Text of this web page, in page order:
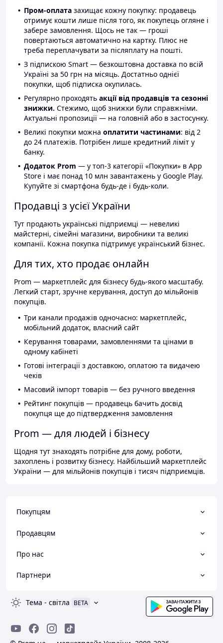
Пром-оплата захищає кожну покупку: продавець
отримує кошти лише після того, як покупець огляне і
забере замовлення. Щось не так — гроші
повертаються автоматично на картку. Плюс не
треба переплачувати за післяплату на пошті.
З підпискою Smart — безкоштовна доставка по всій
Україні за 50 грн на місяць. Достатньо однієї
покупки, щоб підписка окупилась.
Регулярно проходять акції від продавців та сезонні
знижки. Стежимо, щоб знижки були справжніми.
Актуальні пропозиції — на головній або в застосунку.
Великі покупки можна оплатити частинами: від 2
до 24 платежів. Потрібен лише кредитний ліміт у
банку.
Додаток Prom — у топ-3 категорії «Покупки» в App
Store і має понад 10 млн завантажень у Google Play.
Купуйте зі смартфона будь-де і будь-коли.
Продавці з усієї України
Тут продають українські підприємці — невеликі
майстерні, сімейні магазини, виробники та великі
компанії. Кожна покупка підтримує український бізнес.
Для тих, хто продає онлайн
Prom — маркетплейс для бізнесу будь-якого масштабу.
Легкий старт, зручне керування, доступ до мільйонів
покупців.
Три канали продажів одночасно: маркетплейс,
мобільний додаток, власний сайт
Керування товарами, замовленнями та цінами в
одному кабінеті
Готові інтеграції з доставкою, оплатою та видачею
чеків
Масовий імпорт товарів — без ручного введення
Рейтинг покупців — продавець бачить досвід
покупця ще до підтвердження замовлення
Prom — для людей і бізнесу
Щодня тут знаходять потрібне для дому, роботи,
захоплень і розвитку бізнесу. Найбільший маркетплейс
України — для мільйонів покупців і тисяч підприємців.
Покупцям
Продавцям
Про нас
Партнери
Тема - світла BETA